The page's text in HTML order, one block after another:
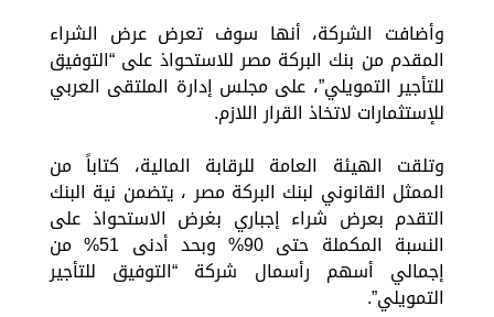
وأضافت الشركة، أنها سوف تعرض عرض الشراء
المقدم من بنك البركة مصر للاستحواذ على “التوفيق
للتأجير التمويلي”، على مجلس إدارة الملتقى العربي
للإستثمارات لاتخاذ القرار اللازم.
وتلقت الهيئة العامة للرقابة المالية، كتاباً من
الممثل القانوني لبنك البركة مصر ، يتضمن نية البنك
التقدم بعرض شراء إجباري بغرض الاستحواذ على
النسبة المكملة حتى 90% وبحد أدنى 51% من
إجمالي أسهم رأسمال شركة “التوفيق للتأجير
التمويلي”.